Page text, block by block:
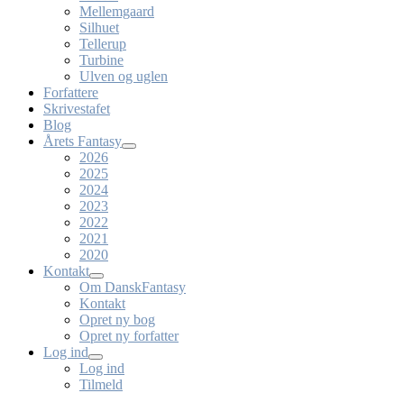
Mellemgaard
Silhuet
Tellerup
Turbine
Ulven og uglen
Forfattere
Skrivestafet
Blog
Årets Fantasy
2026
2025
2024
2023
2022
2021
2020
Kontakt
Om DanskFantasy
Kontakt
Opret ny bog
Opret ny forfatter
Log ind
Log ind
Tilmeld